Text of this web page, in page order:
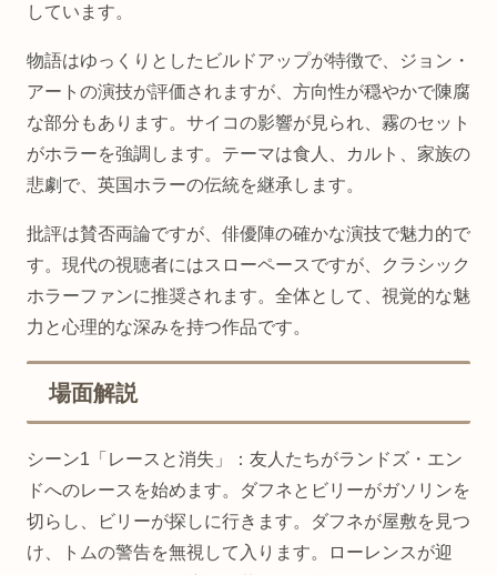
しています。
物語はゆっくりとしたビルドアップが特徴で、ジョン・
アートの演技が評価されますが、方向性が穏やかで陳腐
な部分もあります。サイコの影響が見られ、霧のセット
がホラーを強調します。テーマは食人、カルト、家族の
悲劇で、英国ホラーの伝統を継承します。
批評は賛否両論ですが、俳優陣の確かな演技で魅力的で
す。現代の視聴者にはスローペースですが、クラシック
ホラーファンに推奨されます。全体として、視覚的な魅
力と心理的な深みを持つ作品です。
場面解説
シーン1「レースと消失」：友人たちがランドズ・エン
ドへのレースを始めます。ダフネとビリーがガソリンを
切らし、ビリーが探しに行きます。ダフネが屋敷を見つ
け、トムの警告を無視して入ります。ローレンスが迎